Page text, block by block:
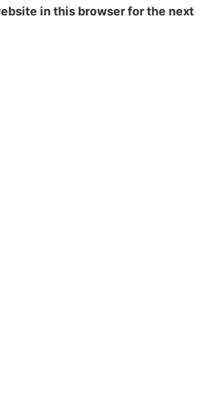
in this browser for the next